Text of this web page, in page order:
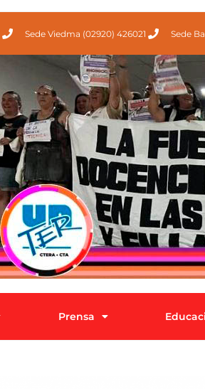
Sede Viedma (02920) 426021 Sede
Prensa